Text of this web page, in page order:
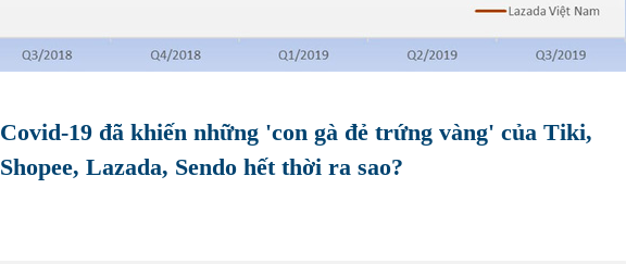
Covid-19 đã khiến những 'con gà đẻ trứng vàng' của Tiki,
Shopee, Lazada, Sendo hết thời ra sao?